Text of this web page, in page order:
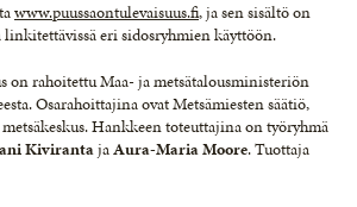
www.puussaontulevaisuus.fi, ja sen sisältö on
linkitettävissä eri sidosryhmien käyttöön.
on rahoitettu Maa- ja metsätalousministeriön
Osarahoittajina ovat Metsämiesten säätiö,
Hankkeen toteuttajina on työryhmä
KivirantajaAura-Maria Moore. Tuottaja